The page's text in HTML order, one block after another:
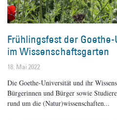
Frühlingsfest der
im Wissenschaftsgarten
18. Mai 2022
Die Goethe-Universität und ihr
Bürgerinnen und Bürger sowie
rund um die (Natur)wissenschaften